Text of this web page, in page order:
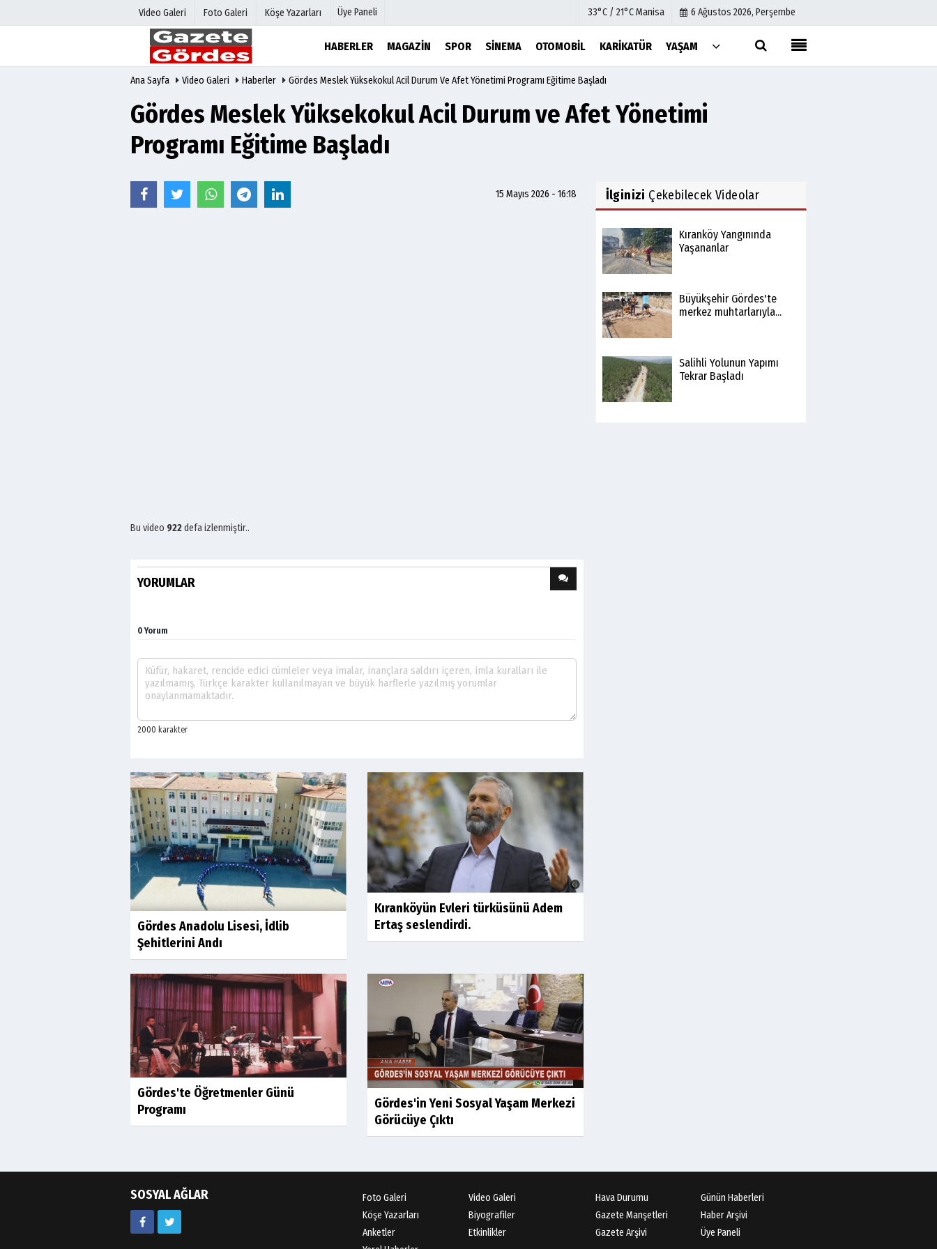
Video Galeri Foto Galeri Köşe Yazarları Üye Paneli 33°C / 21°C Manisa 6 Ağustos 2026, Perşembe
HABERLER MAGAZIN SPOR SINEMA OTOMOBIL KARIKATÜR YAŞAM
Hava Durumu
Gazete Manşetleri
Anketler
Biyografiler
Köşe Yazarları
Foto Galeri
Ana Sayfa Video Galeri Haberler Gördes Meslek Yüksekokul Acil Durum Ve Afet Yönetimi Programı Eğitime Başladı
Gördes Meslek Yüksekokul Acil Durum ve Afet Yönetimi
Programı Eğitime Başladı
15 Mayıs 2026 - 16:18
Bu video 922defa izlenmiştir..
YORUMLAR
0 Yorum
Gördes Anadolu Lisesi, İdlib
Şehitlerini Andı
Kıranköyün Evleri türküsünü Adem
Ertaş seslendirdi.
Gördes'te Öğretmenler Günü
Programı
Gördes'in Yeni Sosyal Yaşam Merkezi
Görücüye Çıktı
İlginizi Çekebilecek Videolar
Kıranköy Yangınında
Yaşananlar
Büyükşehir Gördes'te
merkez muhtarlarıyla...
Salihli Yolunun Yapımı
Tekrar Başladı
SOSYAL AĞLAR Foto Galeri
Video Galeri
Köşe Yazarları
Biyografiler
Anketler
Etkinlikler
Hava Durumu
Günün Haberleri
Gazete Manşetleri
Haber Arşivi
Gazete Arşivi
Üye Paneli